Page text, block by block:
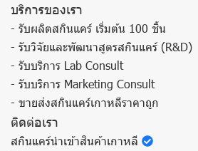
บริการของเรา
- รับผลิตสกินแคร์ เริ่มต้น 100 ชิ้น
- รับวิจัยและพัฒนาสูตรสกินแคร์ (R&D)
- รับบริการ Lab Consult
- รับบริการ Marketing Consult
- ขายส่งสกินแคร์เกาหลีราคาถูก
ติดต่อเรา
สกินแคร์นำเข้าสินค้าเกาหลี